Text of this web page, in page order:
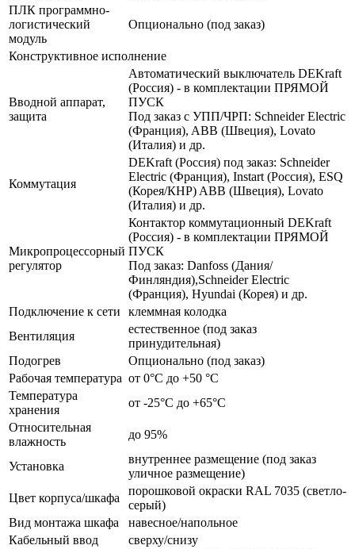
ПЛК программно-
логистический
модуль
Опционально (под заказ)
Конструктивное исполнение
Вводной аппарат,
защита
Автоматический выключатель DEKraft
(Россия) - в комплектации ПРЯМОЙ
ПУСК
Под заказ с УПП/ЧРП: Schneider Electric
(Франция), ABB (Швеция), Lovato
(Италия) и др.
Коммутация
DEKraft (Россия) под заказ: Schneider
Electric (Франция), Instart (Россия), ESQ
(Корея/КНР) ABB (Швеция), Lovato
(Италия) и др.
Микропроцессорный
регулятор
Контактор коммутационный DEKraft
(Россия) - в комплектации ПРЯМОЙ
ПУСК
Под заказ: Danfoss (Дания/
Финляндия),Schneider Electric
(Франция), Hyundai (Корея) и др.
Подключение к сети
клеммная колодка
Вентиляция
естественное (под заказ
принудительная)
Подогрев
Опционально (под заказ)
Рабочая температура от 0°C до +50 °C
Температура
хранения
от -25°C до +65°C
Относительная
влажность
до 95%
Установка
внутреннее размещение (под заказ
уличное размещение)
Цвет корпуса/шкафа
порошковой окраски RAL 7035 (светло-
серый)
Вид монтажа шкафа
навесное/напольное
Кабельный ввод
сверху/снизу